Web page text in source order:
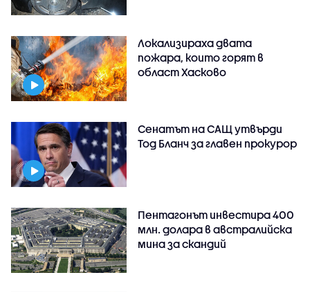
Локализираха двата
пожара, които горят в
област Хасково
Сенатът на САЩ утвърди
Тод Бланч за главен прокурор
Пентагонът инвестира 400
млн. долара в австралийска
мина за скандий